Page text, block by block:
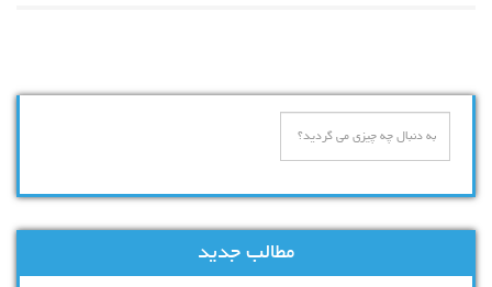
مطالب جدید